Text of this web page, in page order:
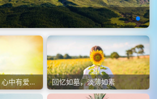
目中有人才有路，心中有爱才有度 回忆如墓，淡薄如素